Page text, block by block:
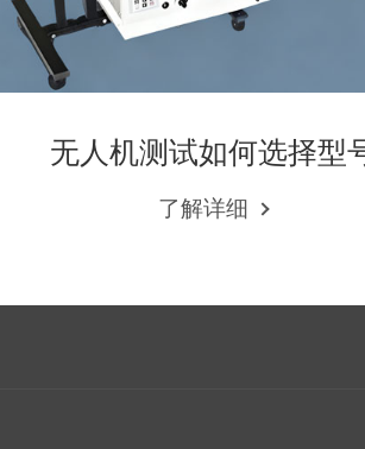
无人机测试如何选择型
了解详细